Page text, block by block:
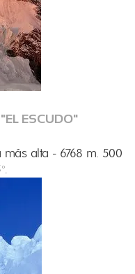
ESCUDO"
más alta - 6768 m. 500
°.